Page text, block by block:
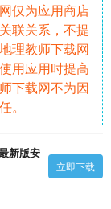
仅为应用商店
联关系，不提
理教师下载网
用应用时提高
下载网不为因
。
新版安
立即下载